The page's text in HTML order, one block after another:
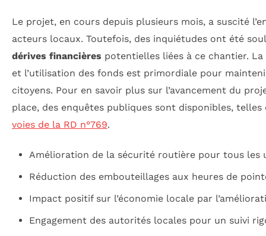
Le projet, en cours depuis plusieurs mois, a suscité
acteurs locaux. Toutefois, des inquiétudes ont été
dérives financières potentielles liées à ce chantier.
et l’utilisation des fonds est primordiale pour
citoyens. Pour en savoir plus sur l’avancement du
place, des enquêtes publiques sont disponibles,
voies de la RD n°769.
Amélioration de la sécurité routière pour tous les
Réduction des embouteillages aux heures de
Impact positif sur l’économie locale par
Engagement des autorités locales pour un suivi